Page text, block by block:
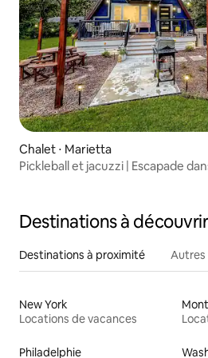
Chalet ⋅ Marietta
Pickleball et jacuzzi | Escapade
Destinations à découvrir
Destinations à proximité Autres
New York
Locations de vacances
Philadelphie